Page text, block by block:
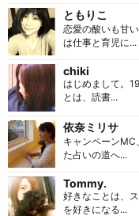
ともりこ
恋愛の酸いも甘
は仕事と育児に...
chiki
はじめまして。
とは、読書...
依奈ミリサ
キャンペーンMC
た占いの道へ...
Tommy.
好きなことは、
を好きになる...